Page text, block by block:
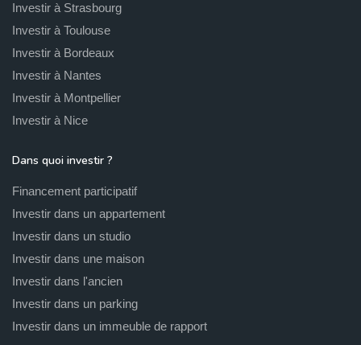
Investir à Strasbourg
Investir à Toulouse
Investir à Bordeaux
Investir à Nantes
Investir à Montpellier
Investir à Nice
Dans quoi investir ?
Financement participatif
Investir dans un appartement
Investir dans un studio
Investir dans une maison
Investir dans l'ancien
Investir dans un parking
Investir dans un immeuble de rapport